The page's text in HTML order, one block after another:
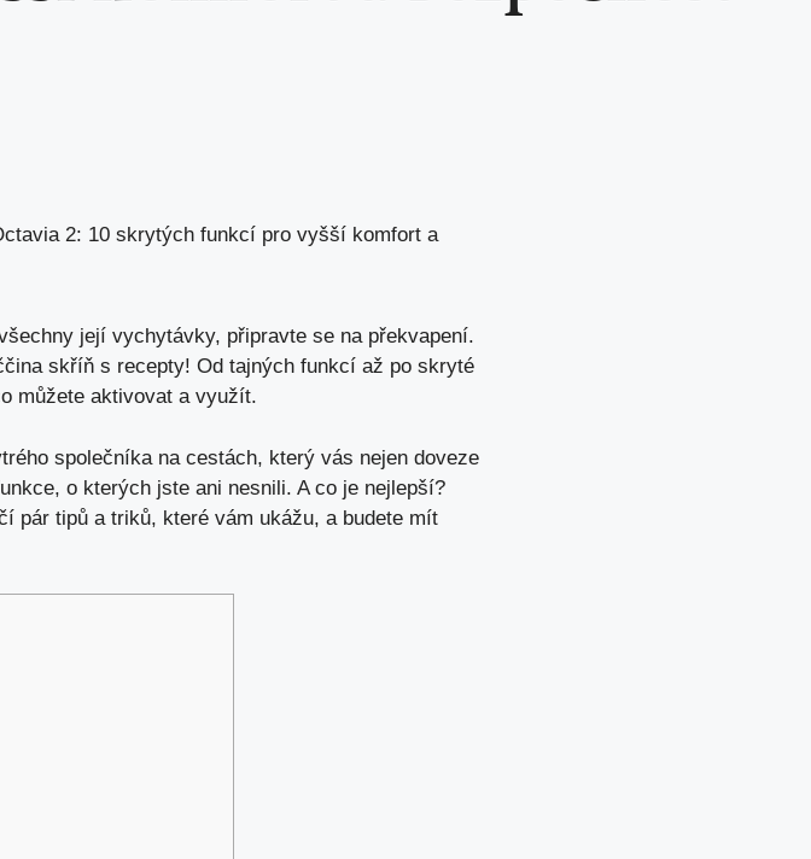
2: 10 skrytých funkcí pro vyšší komfort a
její vychytávky, připravte se na překvapení.
skříň s recepty! Od tajných funkcí až po skryté
můžete aktivovat a využít.
společníka na cestách, který vás nejen doveze
o kterých jste ani nesnili. A co je nejlepší?
pár tipů a triků, které vám ukážu, a budete mít